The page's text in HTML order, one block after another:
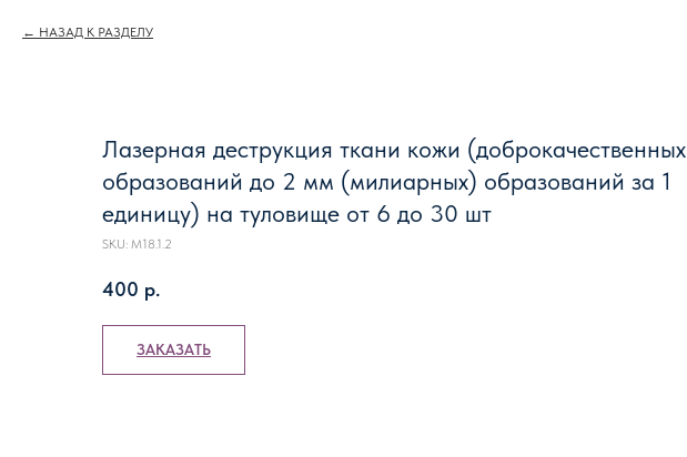
НАЗАД К РАЗДЕЛУ
Лазерная деструкция ткани кожи (доброкачественных
образований до 2 мм (милиарных) образований за 1
единицу) на туловище от 6 до 30 шт
SKU: М18.1.2
400 р.
ЗАКАЗАТЬ